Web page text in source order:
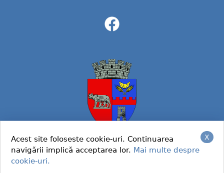
© 2022 Primaria Caracal
X
Acest site foloseste cookie-uri. Continuarea
navigării implică acceptarea lor. Mai multe despre
cookie-uri.